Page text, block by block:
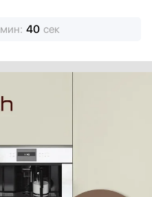
мин: 38 сек